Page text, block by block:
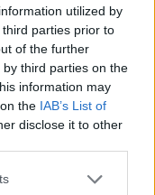
utilized by
parties prior to
of the further
third parties on the
information may
the IAB’s List of
disclose it to other
Britanijos
laivai ir
vietoje „BAE
kurie perims